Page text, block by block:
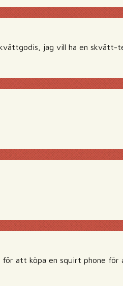
jag vill ha en skvätt-
att köpa en squirt phone för